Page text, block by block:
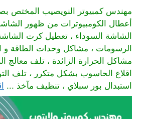
مهندس كمبيوتر النويصيب المختص
أعطال الكومبيوترات من ظهور
الشاشة السوداء ، تعطيل كرت
الرسومات ، مشاكل وحدات الطاقة و
مشاكل الحرارة الزائدة ، تلف معالج
اقلاع الحاسوب بشكل متكرر ، تلف
استبدال بور سبلاي ، تنظيف مآخذ ...